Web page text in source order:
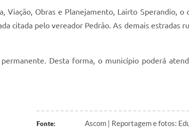
Obras e Planejamento, Lairto Sperandio, o
citada pelo vereador Pedrão. As demais estradas
Desta forma, o município poderá
Fonte: Ascom | Reportagem e fotos: